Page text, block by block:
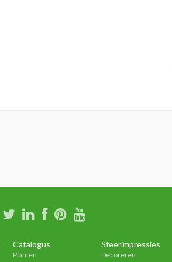
Catalogus
Planten
Sfeerimpressies
Decoreren